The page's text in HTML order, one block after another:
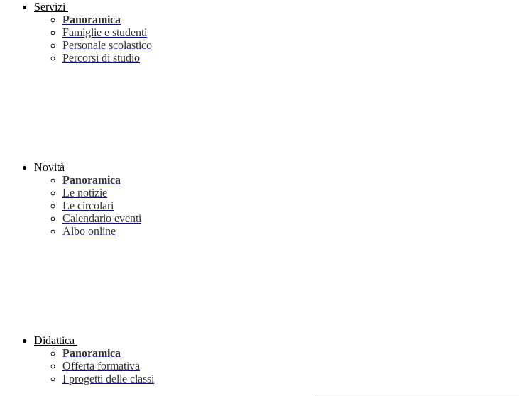
Servizi
Panoramica
Famiglie e studenti
Personale scolastico
Percorsi di studio
Novità
Panoramica
Le notizie
Le circolari
Calendario eventi
Albo online
Didattica
Panoramica
Offerta formativa
I progetti delle classi